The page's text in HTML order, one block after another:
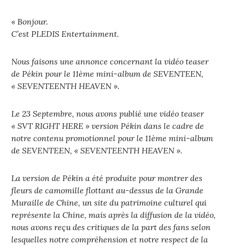
« Bonjour.
C’est PLEDIS Entertainment.
Nous faisons une annonce concernant la vidéo teaser
de Pékin pour le 11ème mini-album de SEVENTEEN,
« SEVENTEENTH HEAVEN ».
Le 23 Septembre, nous avons publié une vidéo teaser
« SVT RIGHT HERE » version Pékin dans le cadre de
notre contenu promotionnel pour le 11ème mini-album
de SEVENTEEN, « SEVENTEENTH HEAVEN ».
La version de Pékin a été produite pour montrer des
fleurs de camomille flottant au-dessus de la Grande
Muraille de Chine, un site du patrimoine culturel qui
représente la Chine, mais après la diffusion de la vidéo,
nous avons reçu des critiques de la part des fans selon
lesquelles notre compréhension et notre respect de la